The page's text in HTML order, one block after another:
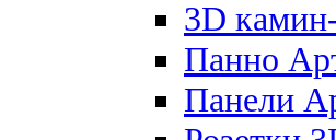
3D
Панно
Панели